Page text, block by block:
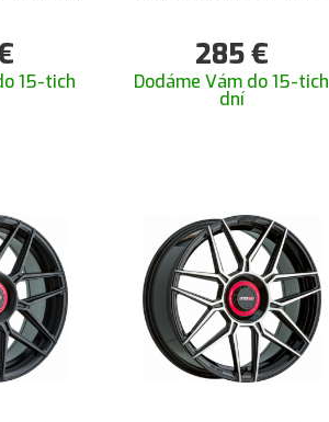
15-tich
285€
Dodáme Vám do 15-tich
dní